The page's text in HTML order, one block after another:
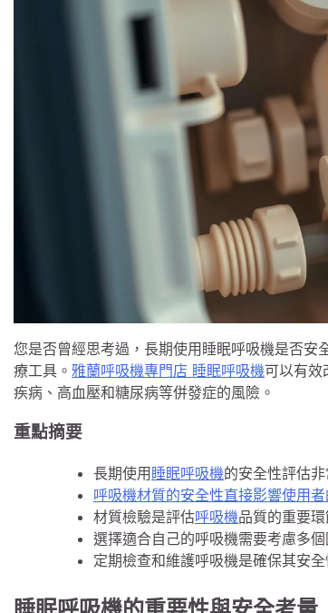
您是否曾經思考過，長期使用睡眠呼吸機是否安
療工具。 雅蘭呼吸機專門店 睡眠呼吸機可以有效
疾病、高血壓和糖尿病等併發症的風險。
重點摘要
長期使用 睡眠呼吸機的安全性評估
呼吸機材質的安全性直接影響使用
材質檢驗是評估呼吸機品質的重要
選擇適合自己的呼吸機需要考慮多
定期檢查和維護呼吸機是確保其安